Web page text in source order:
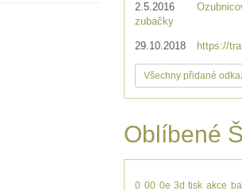
2.5.2016
zubačky
29.10.2018 https://
Všechny přidané
Oblíbené
0 00 0e 3d tisk akce